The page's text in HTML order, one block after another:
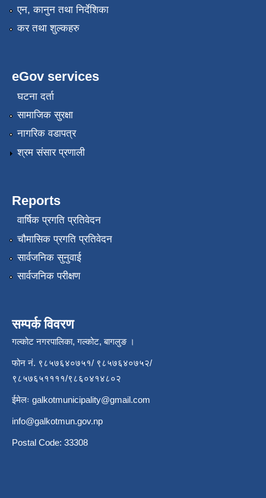
एन, कानुन तथा निर्देशिका
कर तथा शुल्कहरु
eGov services
घटना दर्ता
सामाजिक सुरक्षा
नागरिक वडापत्र
श्रम संसार प्रणाली
Reports
वार्षिक प्रगति प्रतिवेदन
चौमासिक प्रगति प्रतिवेदन
सार्वजनिक सुनुवाई
सार्वजनिक परीक्षण
सम्पर्क विवरण
गल्कोट नगरपालिका, गल्कोट, बागलुङ ।
फोन नं. ९८५७६४०७५१/ ९८५७६४०७५२/
९८५७६५११११/९८६०४१४८०२
ईमेलः galkotmunicipality@gmail.com
info@galkotmun.gov.np
Postal Code: 33308